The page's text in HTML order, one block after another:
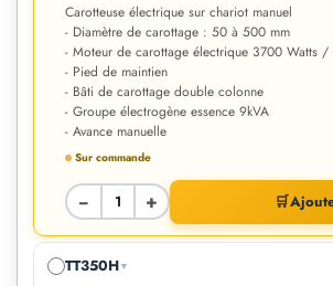
Carotteuse électrique sur chariot manuel
- Diamètre de carottage : 50 à 500 mm
- Moteur de carottage électrique 3700 Watts
- Pied de maintien
- Bâti de carottage double colonne
- Groupe électrogène essence 9kVA
- Avance manuelle
Sur commande
− + 🛒
TT350H▼